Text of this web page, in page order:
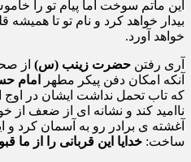
این ماتم سوخت اما پیام تو را
بیدار خواهد کرد و نام تو تا همیشه
خواهد آورد.
آری رفتن حضرت زینب (س) از
آنکه امکان دفن پیکر مطهر
امام
که تاب تحمل نداشت ایشان در اوج
ناامید کند و نشانه‌ ای از ضعف از
آغشته‌ ی برادر رو به آسمان کرد و
ساخت: خدایا این قربانی را از ما